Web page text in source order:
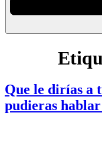
Que le dirías a
pudieras hablar